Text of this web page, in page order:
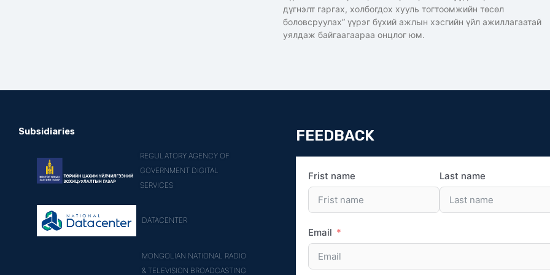
дүгнэлт гаргах, холбогдох хууль тогтоомжийн төсөл
боловсруулах” үүрэг бүхий ажлын хэсгийн үйл ажиллагаатай
уялдаж байгаагаараа онцлог юм.
Subsidiaries
REGULATORY AGENCY OF
GOVERNMENT DIGITAL
SERVICES
DATACENTER
MONGOLIAN NATIONAL RADIO
& TELEVISION BROADCASTING
FEEDBACK
Frist name Last name
Email